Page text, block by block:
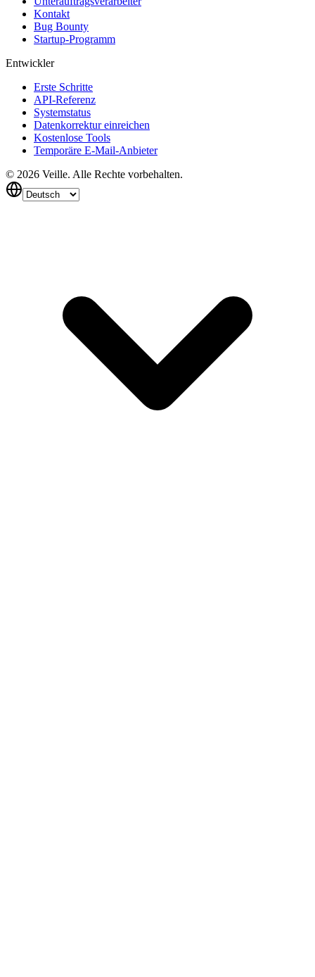
Kontakt
Bug Bounty
Startup-Programm
Entwickler
Erste Schritte
API-Referenz
Systemstatus
Datenkorrektur einreichen
Kostenlose Tools
Temporäre E-Mail-Anbieter
© 2026 Veille. Alle Rechte vorbehalten.